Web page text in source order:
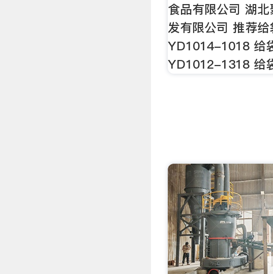
食品有限公司 湖
发有限公司 推荐
YD1014-1018 给
YD1012-1318 给